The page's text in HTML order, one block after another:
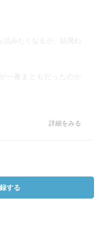
読みたくなるが、結局わ
一番まともだったのか
詳細をみる
する